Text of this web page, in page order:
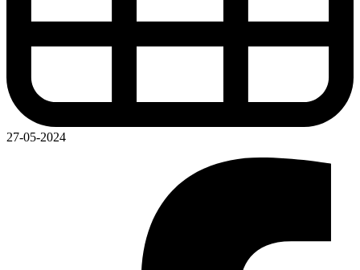
27-05-2024